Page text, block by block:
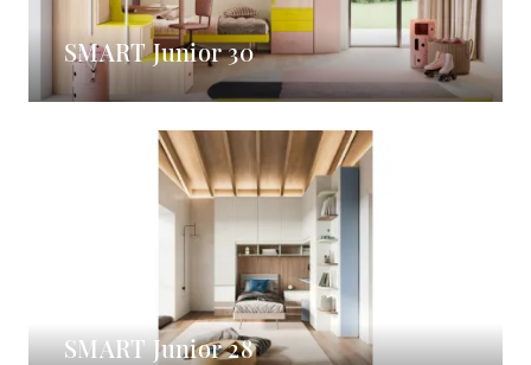
SMART Junior 30
SMART Junior 28